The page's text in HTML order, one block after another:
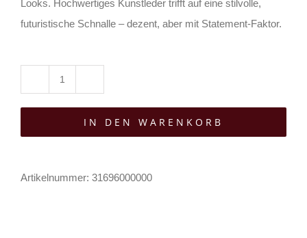
Looks. Hochwertiges Kunstleder trifft auf eine stilvolle,
futuristische Schnalle – dezent, aber mit Statement-Faktor.
Moonshine
Gürtel
IN DEN WARENKORB
Artikelnummer: 31696000000